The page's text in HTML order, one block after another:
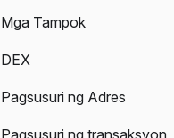
Mga Tampok
DEX
Pagsusuri ng Adres